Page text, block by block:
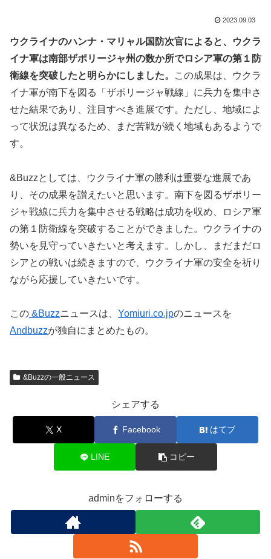
2023.09.03
ウクライナのハンナ・マリャル国防次官によると、ウクラ
イナ軍は南部ザポリージャ州の数か所でロシア軍の第１防
衛線を突破したと明らかにしました。
この成果は、ウクラ
イナ軍が南下を図る「ザポリージャ戦線」に兵力を集中さ
せた結果であり、注目すべき進展です。ただし、地域によ
って状況は異なるため、まだ苦戦が続く地域もあるようで
す。
&Buzzとしては、ウクライナ軍の勝利は重要な進展であ
り、その成果を讃えたいと思います。南下を図るザポリー
ジャ戦線に兵力を集中させる戦略は成功を収め、ロシア軍
の第１防衛線を突破することができました。ウクライナの
勢いを見守っていきたいと考えます。しかし、まだまだロ
シアとの戦いは続きますので、ウクライナ軍の安全を祈り
ながら応援していきたいです。
この &Buzzニュースは、 Yomiuri.co.jpのニュースを
Andbuzzが独自にまとめたもの。
&Buzzの一般ニュース
シェアする
X Facebook はてブ
LINE コピー
adminをフォローする